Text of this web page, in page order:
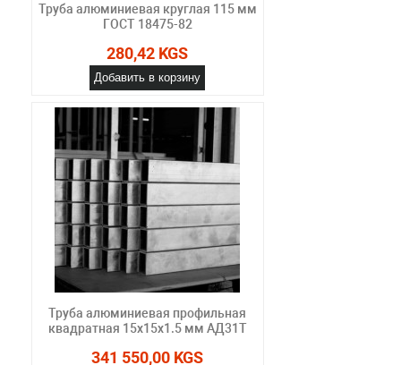
Труба алюминиевая круглая 115 мм
ГОСТ 18475-82
280,42 KGS
Добавить в корзину
Труба алюминиевая профильная
квадратная 15х15х1.5 мм АД31Т
341 550,00 KGS